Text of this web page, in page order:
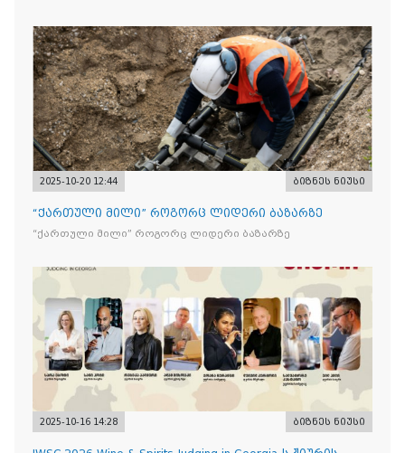
2025-10-20 12:44 ბიზნეს ნიუსი
“ქართული მილი” როგორც ლიდერი ბაზარზე
“ქართული მილი” როგორც ლიდერი ბაზარზე
2025-10-16 14:28 ბიზნეს ნიუსი